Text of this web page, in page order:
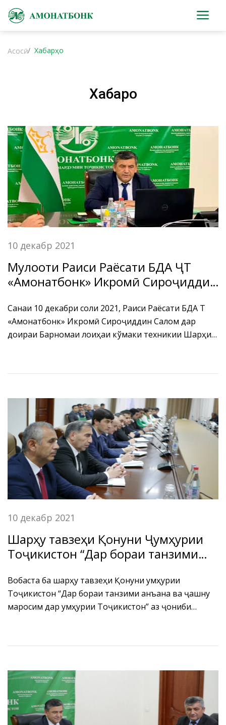
Асосӣ Хабарҳо
Хабарҳо
10 декабр 2021
Мулоқоти Раиси Раёсати БДА ҶТ
«Амонатбонк» Икромӣ Сироҷиддин
Байналмилалии Асъор
Санаи 10 декабри соли 2021, Раиси Раёсати БДА ҶТ
«Амонатбонк» Икромӣ Сироҷиддин Салом дар
доираи Барномаи лоиҳаи кўмаки техникии Шарҳи
Асъор (ХБА) Карлос де Баррос Серрао ва С. Эрик
10 декабр 2021
Шарҳу тавзеҳи Қонуни Ҷумҳурии
Тоҷикистон “Дар бораи танзими
Ҷумҳурии Тоҷикистон” дар БДА ҶТ
“Амонатбонк”
Вобаста ба шарҳу тавзеҳи Қонуни Ҷумҳурии
Тоҷикистон “Дар бораи танзими анъана ва ҷашну
маросим дар Ҷумҳурии Тоҷикистон” аз ҷониби
Тоҷикистон Муслиҳиддин Хоҷамирзода ва Диловар
вохурӣ баргузор гардид.